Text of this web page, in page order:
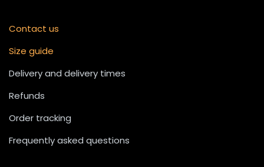
Contact us
Size guide
Delivery and delivery times
Refunds
Order tracking
Frequently asked questions